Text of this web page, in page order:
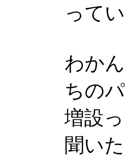
って
わか
ちの
増設
聞い